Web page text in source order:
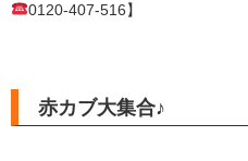
0120-407-516】
赤カブ大集合♪